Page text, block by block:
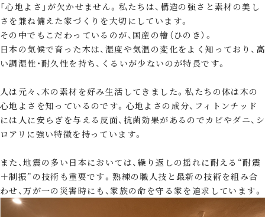
「心地よさ」が欠かせません。私たちは、構造の強さと素材の美し
さを兼ね備えた家づくりを大切にしています。
その中でもこだわっているのが、国産の檜（ひのき）。
日本の気候で育った木は、湿度や気温の変化をよく知っており、高
い調湿性・耐久性を持ち、くるいが少ないのが特長です。
人は元々、木の素材を好み生活してきました。私たちの体は木の
心地よさを知っているのです。心地よさの成分、フィトンチッド
には人に安らぎを与える反面、抗菌効果があるのでカビやダニ、シ
ロアリに強い特徴を持っています。
また、地震の多い日本においては、繰り返しの揺れに耐える“耐震
＋制振”の技術も重要です。熟練の職人技と最新の技術を組み合
わせ、万が一の災害時にも、家族の命を守る家を追求しています。